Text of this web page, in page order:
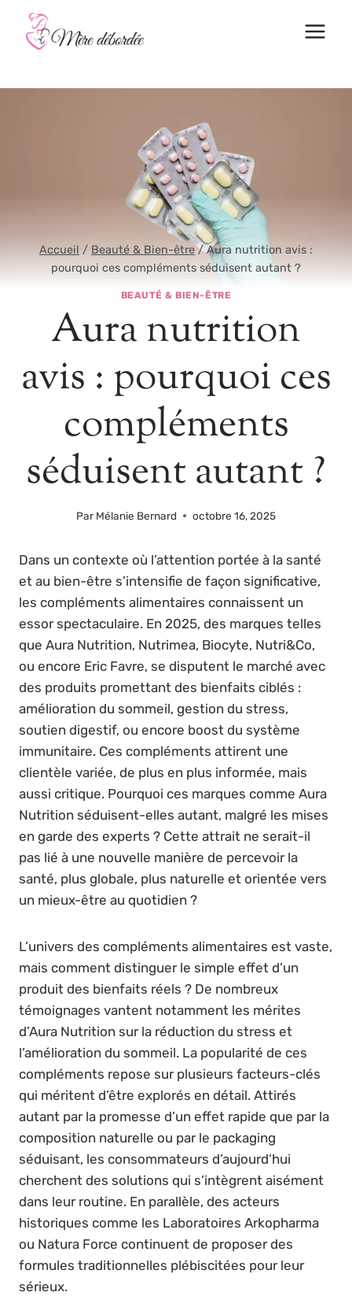
contenu
Accueil / Beauté & Bien-être / Aura nutrition avis :
pourquoi ces compléments séduisent autant ?
BEAUTÉ & BIEN-ÊTRE
Aura nutrition
avis : pourquoi ces
compléments
séduisent autant ?
Par Mélanie Bernard octobre 16, 2025
Dans un contexte où l’attention portée à la santé
et au bien-être s’intensifie de façon significative,
les compléments alimentaires connaissent un
essor spectaculaire. En 2025, des marques telles
que Aura Nutrition, Nutrimea, Biocyte, Nutri&Co,
ou encore Eric Favre, se disputent le marché avec
des produits promettant des bienfaits ciblés :
amélioration du sommeil, gestion du stress,
soutien digestif, ou encore boost du système
immunitaire. Ces compléments attirent une
clientèle variée, de plus en plus informée, mais
aussi critique. Pourquoi ces marques comme Aura
Nutrition séduisent-elles autant, malgré les mises
en garde des experts ? Cette attrait ne serait-il
pas lié à une nouvelle manière de percevoir la
santé, plus globale, plus naturelle et orientée vers
un mieux-être au quotidien ?
L’univers des compléments alimentaires est vaste,
mais comment distinguer le simple effet d’un
produit des bienfaits réels ? De nombreux
témoignages vantent notamment les mérites
d’Aura Nutrition sur la réduction du stress et
l’amélioration du sommeil. La popularité de ces
compléments repose sur plusieurs facteurs-clés
qui méritent d’être explorés en détail. Attirés
autant par la promesse d’un effet rapide que par la
composition naturelle ou par le packaging
séduisant, les consommateurs d’aujourd’hui
cherchent des solutions qui s’intègrent aisément
dans leur routine. En parallèle, des acteurs
historiques comme les Laboratoires Arkopharma
ou Natura Force continuent de proposer des
formules traditionnelles plébiscitées pour leur
sérieux.